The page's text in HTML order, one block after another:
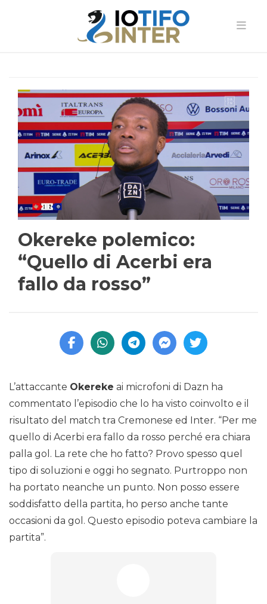
Okereke polemico:
“Quello di Acerbi era
fallo da rosso”
L’attaccante Okereke ai microfoni di Dazn ha
commentato l’episodio che lo ha visto coinvolto e il
risultato del match tra Cremonese ed Inter. “Per me
quello di Acerbi era fallo da rosso perché era chiara
palla gol. La rete che ho fatto? Provo spesso quel
tipo di soluzioni e oggi ho segnato. Purtroppo non
ha portato neanche un punto. Non posso essere
soddisfatto della partita, ho perso anche tante
occasioni da gol. Questo episodio poteva cambiare la
partita”.